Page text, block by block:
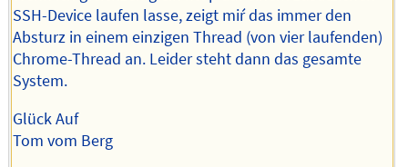
SSH-Device laufen lasse, zeigt miŕ das immer den
Absturz in einem einzigen Thread (von vier laufenden)
Chrome-Thread an. Leider steht dann das gesamte
System.
Glück Auf
Tom vom Berg